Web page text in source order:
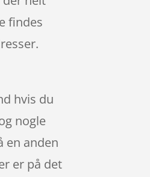
findes
hvis du
nogle
en anden
er på det